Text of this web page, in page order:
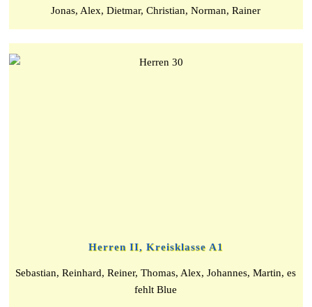
Jonas, Alex, Dietmar, Christian, Norman, Rainer
Herren II, Kreisklasse A1
Sebastian, Reinhard, Reiner, Thomas, Alex, Johannes, Martin, es
fehlt Blue